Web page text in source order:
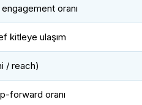
oranı
kitleye ulaşım
/ reach)
forward oranı